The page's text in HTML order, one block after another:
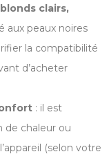
clairs,
aux peaux noires
la compatibilité
d’acheter
: il est
de chaleur ou
(selon votre